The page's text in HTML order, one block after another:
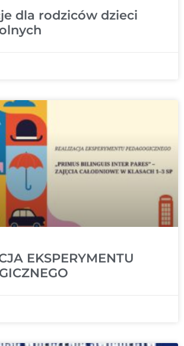
dla rodziców dzieci
EKSPERYMENTU